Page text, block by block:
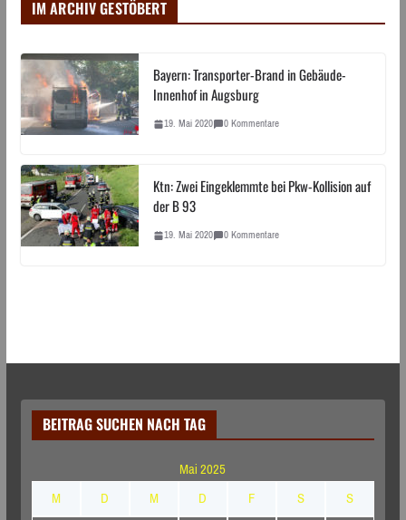
IM ARCHIV GESTÖBERT
Bayern: Transporter-Brand in Gebäude-
Innenhof in Augsburg
19. Mai 2020 0 Kommentare
Ktn: Zwei Eingeklemmte bei Pkw-Kollision auf
der B 93
19. Mai 2020 0 Kommentare
BEITRAG SUCHEN NACH TAG
Mai 2025
M
D M D F S
S